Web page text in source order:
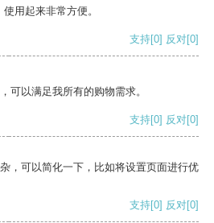
用起来非常方便。
支持[0] 反对[0]
可以满足我所有的购物需求。
支持[0] 反对[0]
，可以简化一下，比如将设置页面进行优
支持[0] 反对[0]